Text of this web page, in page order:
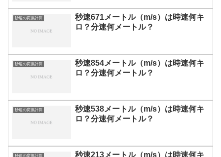
秒速の変換計算
秒速671メートル（m/s）は時速何キ
ロ？分速何メートル？
秒速の変換計算
秒速854メートル（m/s）は時速何キ
ロ？分速何メートル？
秒速の変換計算
秒速538メートル（m/s）は時速何キ
ロ？分速何メートル？
秒速の変換計算
秒速213メートル（m/s）は時速何キ